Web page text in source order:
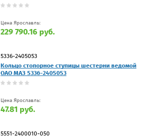
Цена Ярославль:
229 790.16 руб.
5336-2405053
Кольцо стопорное ступицы шестерни ведомой
ОАО МАЗ 5336-2405053
Цена Ярославль:
47.81 руб.
5551-2400010-050